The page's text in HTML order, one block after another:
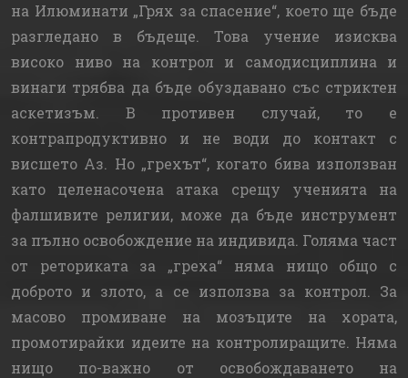
на Илюминати „Грях за спасение“, което ще бъде
разгледано в бъдеще. Това учение изисква
високо ниво на контрол и самодисциплина и
винаги трябва да бъде обуздавано със стриктен
аскетизъм. В противен случай, то е
контрапродуктивно и не води до контакт с
висшето Аз. Но „грехът“, когато бива използван
като целенасочена атака срещу ученията на
фалшивите религии, може да бъде инструмент
за пълно освобождение на индивида. Голяма част
от реториката за „греха“ няма нищо общо с
доброто и злото, а се използва за контрол. За
масово промиване на мозъците на хората,
промотирайки идеите на контролиращите. Няма
нищо по-важно от освобождаването на